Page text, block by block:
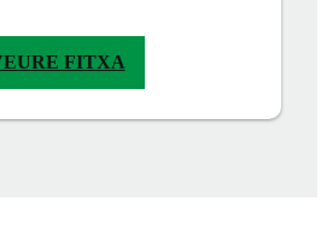
FITXA